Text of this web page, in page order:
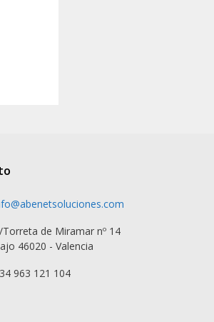
Torreta de Miramar nº 14
46020 - Valencia
963 121 104